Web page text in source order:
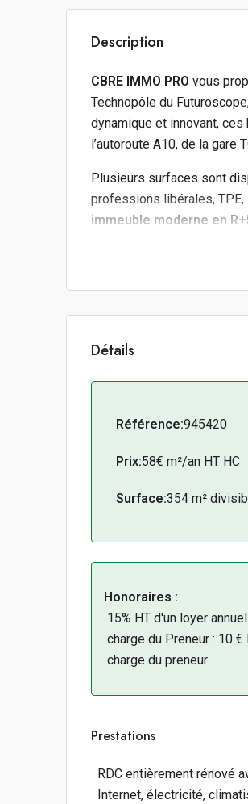
Description
CBRE IMMO PRO vous
Technopôle du
dynamique et innovant,
l’autoroute A10, de la gare
Plusieurs surfaces sont
professions libérales,
immeuble moderne en
Accès immédiat à l’
À proximité de la
Immeuble moderne en
Environnement
Idéal pour une
Détails
Référence:945420
Prix:58€ m²/an HT HC
Surface:354 m²
Honoraires :
15% HT d'un loyer
charge du Preneur : 10
charge du preneur
Prestations
RDC entièrement rénové
Internet, électricité,